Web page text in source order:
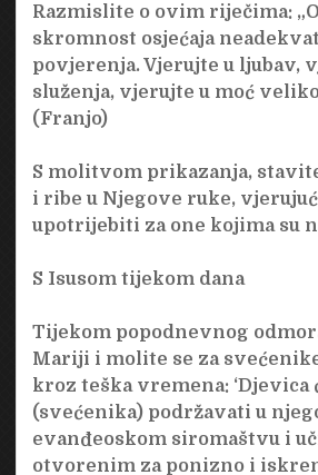
Razmislite o ovim riječima:
skromnost osjećaja
povjerenja. Vjerujte u ljubav,
služenja, vjerujte u moć
(Franjo)
S molitvom prikazanja,
i ribe u Njegove ruke,
upotrijebiti za one kojima su
S Isusom tijekom dana
Tijekom popodnevnog
Mariji i molite se za
kroz teška vremena: ‘Djevica
(svećenika) podržavati u
evanđeoskom siromaštvu i
otvorenim za ponizno i